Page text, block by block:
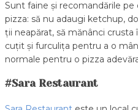
Sunt faine și recomandările
pizza: să nu adaugi ketchup,
ții neapărat, să mănânci
cuțit și furculița pentru a o
normale pentru o pizza
#Sara Restaurant